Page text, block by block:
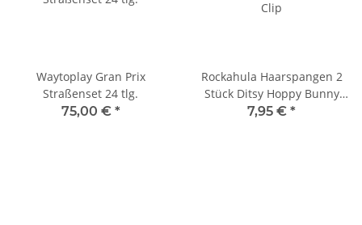
Waytoplay Gran Prix
Straßenset 24 tlg.
75,00 € *
Rockahula Haarspangen 2
Stück Ditsy Hoppy Bunny
Clip
7,95 € *